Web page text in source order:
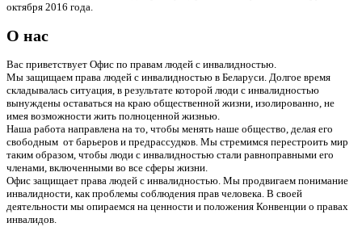
октября 2016 года.
О нас
Вас приветствует Офис по правам людей с инвалидностью.
Мы защищаем права людей с инвалидностью в Беларуси. Долгое время
складывалась ситуация, в результате которой люди с инвалидностью
вынуждены оставаться на краю общественной жизни, изолированно, не
имея возможности жить полноценной жизнью.
Наша работа направлена на то, чтобы менять наше общество, делая его
свободным от барьеров и предрассудков. Мы стремимся перестроить мир
таким образом, чтобы люди с инвалидностью стали равноправными его
членами, включенными во все сферы жизни.
Офис защищает права людей с инвалидностью. Мы продвигаем понимание
инвалидности, как проблемы соблюдения прав человека. В своей
деятельности мы опираемся на ценности и положения Конвенции о правах
инвалидов.